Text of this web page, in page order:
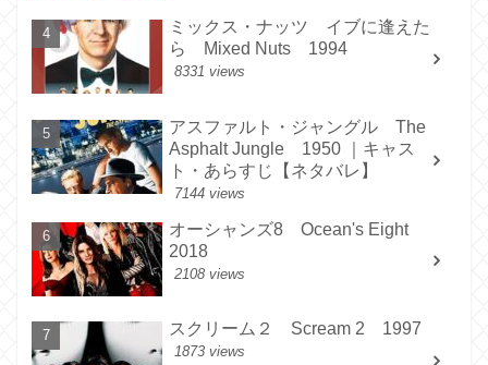
ミックス・ナッツ イブに逢えた
ら Mixed Nuts 1994
8331 views
アスファルト・ジャングル The
Asphalt Jungle 1950 ｜キャス
ト・あらすじ【ネタバレ】
7144 views
オーシャンズ8 Ocean's Eight
2018
2108 views
スクリーム２ Scream 2 1997
1873 views